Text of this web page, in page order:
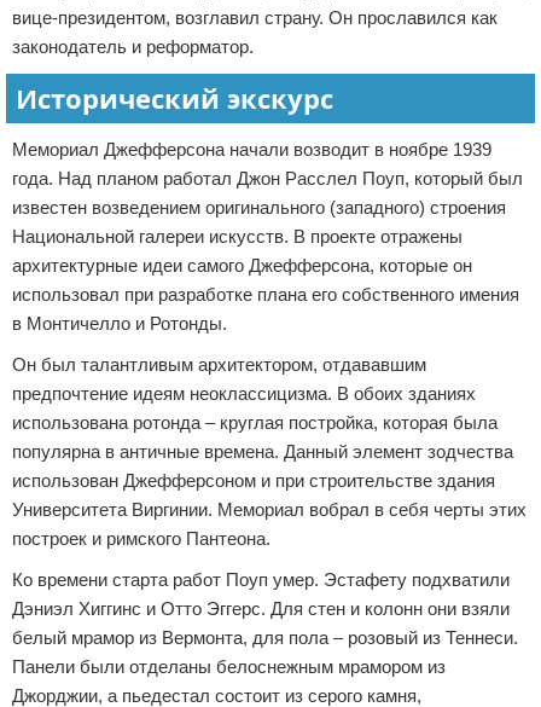
вице-президентом, возглавил страну. Он прославился как
законодатель и реформатор.
Исторический экскурс
Мемориал Джефферсона начали возводит в ноябре 1939
года. Над планом работал Джон Расслел Поуп, который был
известен возведением оригинального (западного) строения
Национальной галереи искусств. В проекте отражены
архитектурные идеи самого Джефферсона, которые он
использовал при разработке плана его собственного имения
в Монтичелло и Ротонды.
Он был талантливым архитектором, отдававшим
предпочтение идеям неоклассицизма. В обоих зданиях
использована ротонда – круглая постройка, которая была
популярна в античные времена. Данный элемент зодчества
использован Джефферсоном и при строительстве здания
Университета Виргинии. Мемориал вобрал в себя черты этих
построек и римского Пантеона.
Ко времени старта работ Поуп умер. Эстафету подхватили
Дэниэл Хиггинс и Отто Эггерс. Для стен и колонн они взяли
белый мрамор из Вермонта, для пола – розовый из Теннеси.
Панели были отделаны белоснежным мрамором из
Джорджии, а пьедестал состоит из серого камня,